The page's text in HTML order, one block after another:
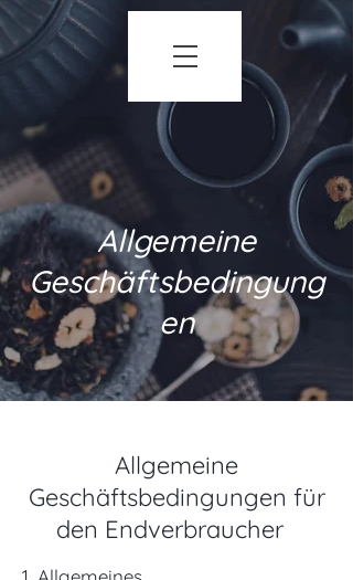
Allgemeine
Geschäftsbedingung
en
Allgemeine
Geschäftsbedingungen für
den Endverbraucher